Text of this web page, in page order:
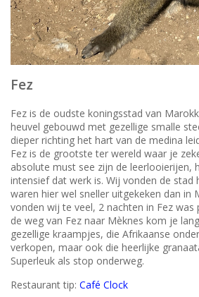
Fez
Fez is de oudste koningsstad van
heuvel gebouwd met gezellige smalle
dieper richting het hart van de medina
Fez is de grootste ter wereld waar je
absolute must see zijn de leerlooierijen,
intensief dat werk is. Wij vonden de stad
waren hier wel sneller uitgekeken dan in
vonden wij te veel, 2 nachten in Fez was
de weg van Fez naar Mèknes kom je
gezellige kraampjes, die Afrikaanse
verkopen, maar ook die heerlijke
Superleuk als stop onderweg.
Restaurant tip: Café Clock